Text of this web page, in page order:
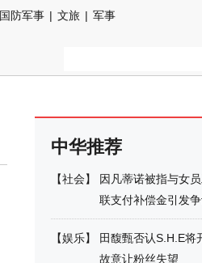
国防军事 | 文旅 | 军事
中华推荐
【社会】
因凡蒂诺被指与女
联支付补偿金引发
【娱乐】
田馥甄否认S.H.E将
故意让粉丝失望